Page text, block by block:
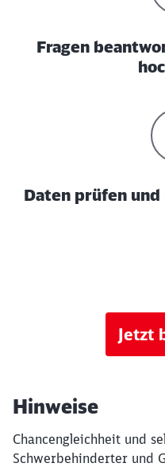
Fragen
Daten prüfen
Jetzt
Hinweise
Chancengleichheit und
Schwerbehinderter und